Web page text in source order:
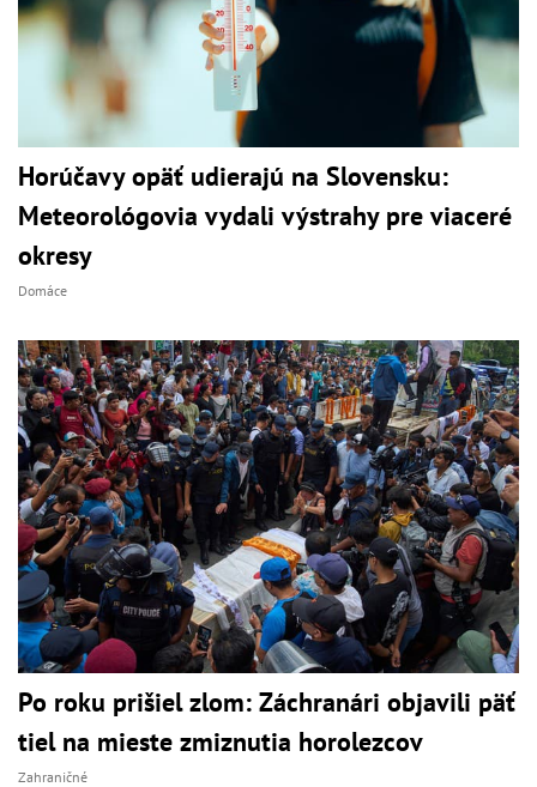
Horúčavy opäť udierajú na Slovensku:
Meteorológovia vydali výstrahy pre viaceré
okresy
Domáce
Po roku prišiel zlom: Záchranári objavili päť
tiel na mieste zmiznutia horolezcov
Zahraničné